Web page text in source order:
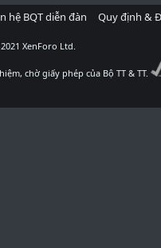
hệ BQT diễn đàn Quy định &
XenForo Ltd.
chờ giấy phép của Bộ TT & TT.